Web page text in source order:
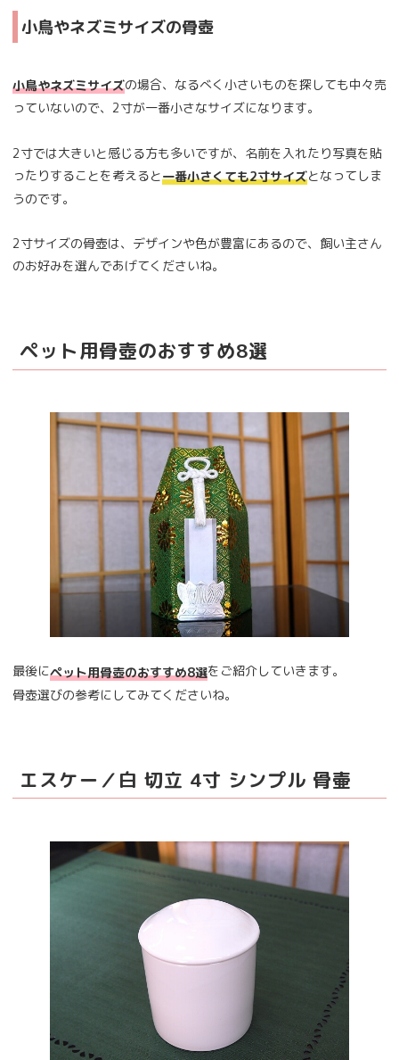
小鳥やネズミサイズの骨壺
小鳥やネズミサイズの場合、なるべく小さいものを探しても中々売
っていないので、2寸が一番小さなサイズになります。
2寸では大きいと感じる方も多いですが、名前を入れたり写真を貼
ったりすることを考えると一番小さくても2寸サイズとなってしま
うのです。
2寸サイズの骨壺は、デザインや色が豊富にあるので、飼い主さん
のお好みを選んであげてくださいね。
ペット用骨壺のおすすめ8選
最後にペット用骨壺のおすすめ8選をご紹介していきます。
骨壺選びの参考にしてみてくださいね。
エスケー／白 切立 4寸 シンプル 骨壷